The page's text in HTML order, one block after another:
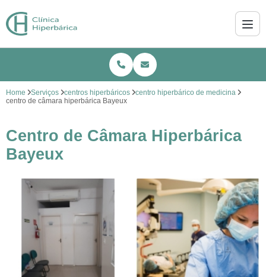
Home Serviços centros hiperbáricos
centro hiperbárico de medicina
centro de câmara hiperbárica Bayeux
Centro de Câmara Hiperbárica
Bayeux